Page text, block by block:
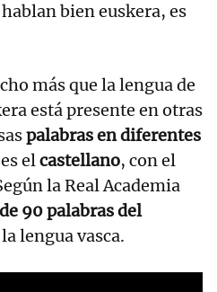
bien euskera, es
más que la lengua de
está presente en otras
palabras en diferentes
elcastellano, con el
la Real Academia
90 palabras del
lengua vasca.